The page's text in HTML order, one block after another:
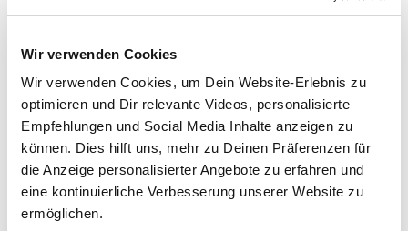
Wir verwenden Cookies
Wir verwenden Cookies, um Dein Website-Erlebnis zu
optimieren und Dir relevante Videos, personalisierte
Empfehlungen und Social Media Inhalte anzeigen zu
können. Dies hilft uns, mehr zu Deinen Präferenzen für
die Anzeige personalisierter Angebote zu erfahren und
eine kontinuierliche Verbesserung unserer Website zu
ermöglichen.
22 August 2022
Hundefutter und Wasser im Urlaub: Worauf sollte
Hunde
15 August 2022
Vitamin B für den Hund: Für was ist es wichtig?
Hunde